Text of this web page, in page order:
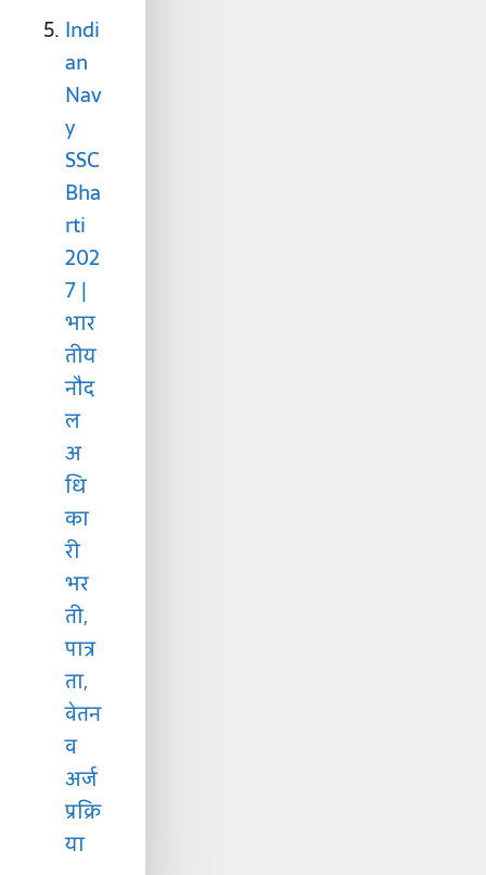
Indi
an
Nav
y
SSC
Bha
rti
202
7 |
भार
तीय
नौद
ल
अ
धि
का
री
भर
ती,
पात्र
ता,
वेतन
व
अर्ज
प्रक्रि
या